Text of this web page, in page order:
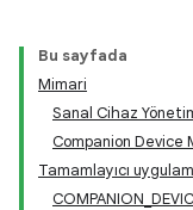
Bu sayfada
Mimari
Sanal Cihaz
Companion Device
Tamamlayıcı